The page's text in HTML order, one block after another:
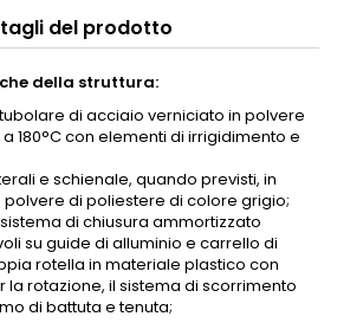
del prodotto
della struttura:
di acciaio verniciato in polvere
180°C con elementi di irrigidimento e
e schienale, quando previsti, in
di poliestere di colore grigio;
di chiusura ammortizzato
su guide di alluminio e carrello di
rotella in materiale plastico con
la rotazione, il sistema di scorrimento
di battuta e tenuta;